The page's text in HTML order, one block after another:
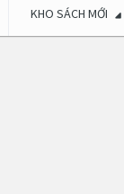
KHO SÁCH MỚI